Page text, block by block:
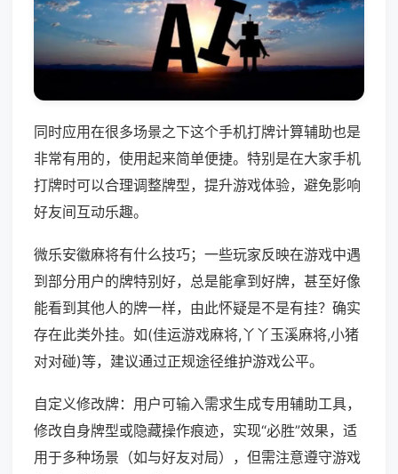
同时应用在很多场景之下这个手机打牌计算辅助也是
非常有用的，使用起来简单便捷。特别是在大家手机
打牌时可以合理调整牌型，提升游戏体验，避免影响
好友间互动乐趣。
微乐安徽麻将有什么技巧；一些玩家反映在游戏中遇
到部分用户的牌特别好，总是能拿到好牌，甚至好像
能看到其他人的牌一样，由此怀疑是不是有挂？确实
存在此类外挂。如(佳运游戏麻将,丫丫玉溪麻将,小猪
对对碰)等，建议通过正规途径维护游戏公平。
自定义修改牌：用户可输入需求生成专用辅助工具，
修改自身牌型或隐藏操作痕迹，实现“必胜”效果，适
用于多种场景（如与好友对局），但需注意遵守游戏